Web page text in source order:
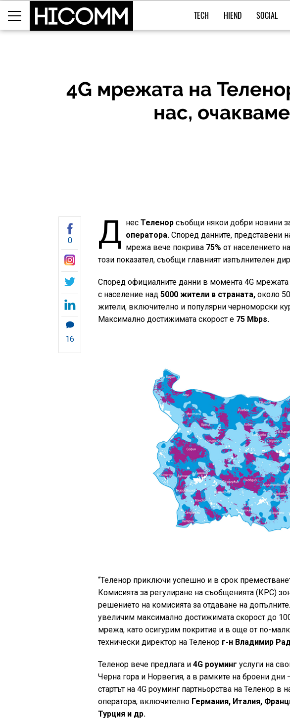
TECH HIEND SOCIAL
4G мрежата на
нас,
0
16
Д нес Теленор съобщи някои добри новини
оператора.Според данните, представени
мрежа вече покрива 75% от населението
този показател, съобщи главният изпълнителен
Според официалните данни в момента 4G
с население над5000 жители в страната, около
жители, включително и популярни черноморски
Максимално достижимата скорост е 75 Mbps.
“Теленор приключи успешно и в срок
Комисията за регулиране на съобщенията (КРС)
решението на комисията за отдаване на
увеличим максимално достижимата скорост до
мрежа, като осигурим покритие и в още от по-
технически директор на Теленор г-н Владимир
Теленор вече предлага и4G роуминг услуги на
Черна гора и Норвегия, а в рамките на брoени дни
стартът на 4G роуминг партньорства на Теленор в
оператора, включително Германия, Италия,
Турция и др.